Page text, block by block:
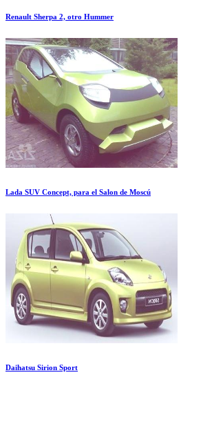
Renault Sherpa 2, otro Hummer
Lada SUV Concept, para el Salon de Moscú
Daihatsu Sirion Sport